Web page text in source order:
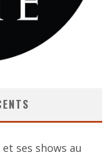
ses shows au